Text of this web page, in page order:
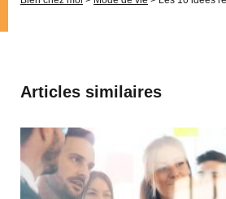
Articles similaires